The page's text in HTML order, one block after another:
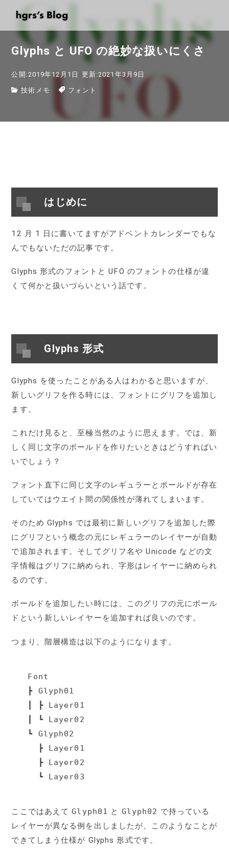
Glyphs と UFO の絶妙な扱いにくさ
公開:2019年12月1日 更新:2021年3月9日
技術メモ フォント
はじめに
12 月 1 日に書いてますがアドベントカレンダーでもな
んでもないただの記事です。
Glyphs 形式のフォントと UFO のフォントの仕様が違
くて何かと扱いづらいという話です。
Glyphs 形式
Glyphs を使ったことがある人はわかると思いますが、
新しいグリフを作る時には、フォントにグリフを追加し
ます。
これだけ見ると、至極当然のように思えます。では、新
しく同じ文字のボールドを作りたいときはどうすればい
いでしょう？
フォント直下に同じ文字のレギュラーとボールドが存在
していてはウエイト間の関係性が薄れてしまいます。
そのため Glyphs では最初に新しいグリフを追加した際
にグリフという概念の元にレギュラーのレイヤーが自動
で追加されます。そしてグリフ名や Unicode などの文
字情報はグリフに納められ、字形はレイヤーに納められ
るのです。
ボールドを追加したい時には、このグリフの元にボール
ドという新しいレイヤーを追加すれば良いのです。
つまり、階層構造は以下のようになります。
Font
┣ Glyph01
┃ ┣ Layer01
┃ ┗ Layer02
┗ Glyph02
  ┗ Layer03
ここではあえてGlyph01 と Glyph02 で持っている
レイヤーが異なる例を出しましたが、このようなことが
できてしまう仕様が Glyphs 形式です。